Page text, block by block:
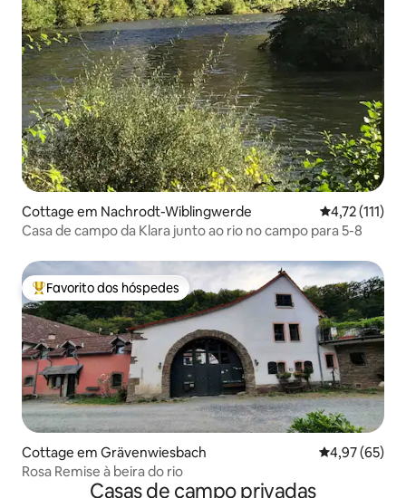
Cottage em Nachrodt-Wiblingwerde Classificação
4,72 (111)
Casa de campo da Klara junto ao rio no campo para 5-8
Favoritos dos hóspedes mais apreciados
Favorito dos hóspedes
Cottage em Grävenwiesbach Classificação
4,97 (65)
Rosa Remise à beira do rio
Casas de campo privadas